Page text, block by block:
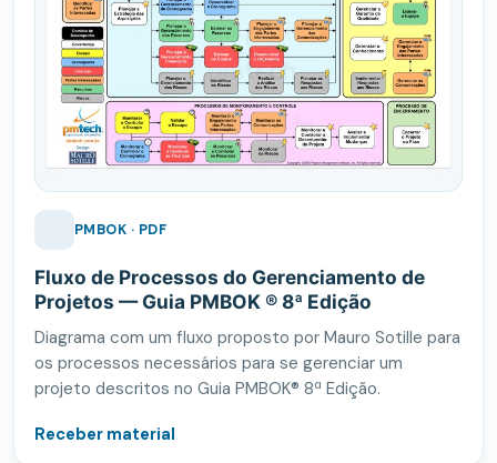
PMBOK · PDF
Fluxo de Processos do Gerenciamento de
Projetos — Guia PMBOK ® 8ª Edição
Diagrama com um fluxo proposto por Mauro Sotille para
os processos necessários para se gerenciar um
projeto descritos no Guia PMBOK® 8ª Edição.
Receber material